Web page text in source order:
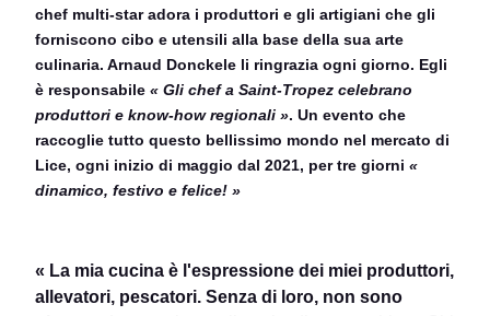
chef multi-star adora i produttori e gli artigiani che gli
forniscono cibo e utensili alla base della sua arte
culinaria. Arnaud Donckele li ringrazia ogni giorno. Egli
è responsabile « Gli chef a Saint-Tropez celebrano
produttori e know-how regionali ». Un evento che
raccoglie tutto questo bellissimo mondo nel mercato di
Lice, ogni inizio di maggio dal 2021, per tre giorni «
dinamico, festivo e felice! »
« La mia cucina è l'espressione dei miei produttori,
allevatori, pescatori. Senza di loro, non sono